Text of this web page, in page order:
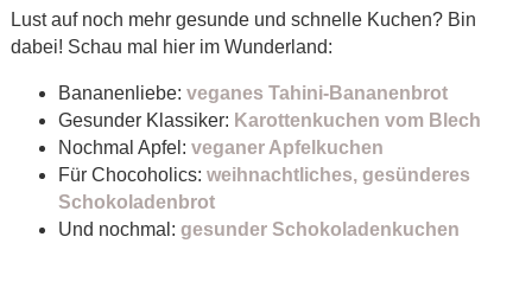
Lust auf noch mehr gesunde und schnelle Kuchen? Bin
dabei! Schau mal hier im Wunderland:
Bananenliebe: veganes Tahini-Bananenbrot
Gesunder Klassiker: Karottenkuchen vom Blech
Nochmal Apfel: veganer Apfelkuchen
Für Chocoholics: weihnachtliches, gesünderes
Schokoladenbrot
Und nochmal: gesunder Schokoladenkuchen